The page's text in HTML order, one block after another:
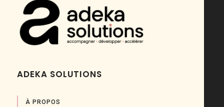
ADEKA SOLUTIONS
À PROPOS